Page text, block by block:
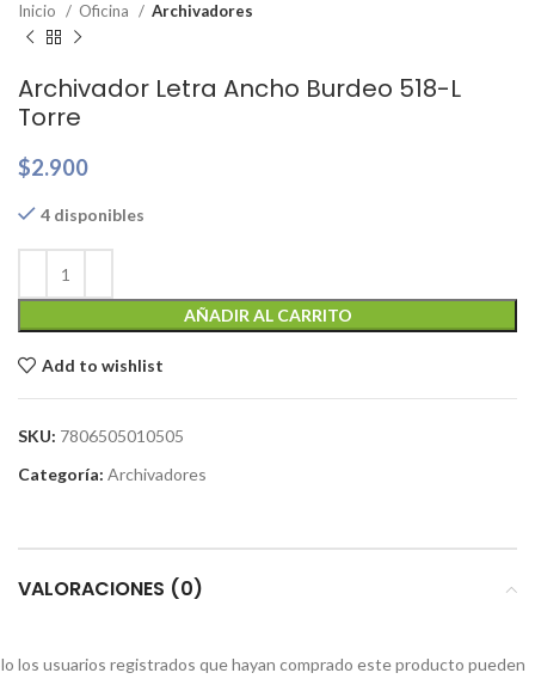
Inicio Oficina Archivadores
Archivador Letra Ancho Burdeo 518-L
Torre
$2.900
4 disponibles
AÑADIR AL CARRITO
Add to wishlist
SKU: 7806505010505
Categoría: Archivadores
VALORACIONES (0)
los usuarios registrados que hayan comprado este producto pueden